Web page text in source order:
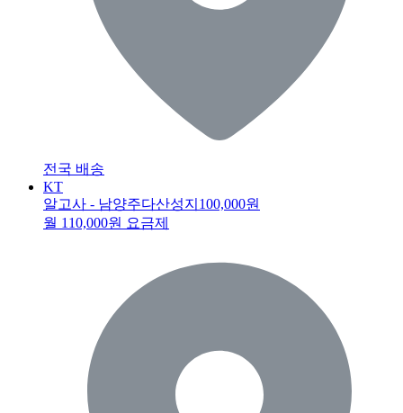
전국 배송
KT
알고사 - 남양주다산성지 100,000원
월 110,000원 요금제